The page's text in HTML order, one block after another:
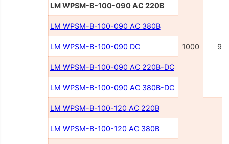
1000
LM WPSM-B-100-090 AC 220В
LM WPSM-B-100-090 AC 380В
LM WPSM-B-100-090 DC
LM WPSM-B-100-090 AC 220B-DC
LM WPSM-B-100-090 AC 380B-DC
LM WPSM-B-100-120 AC 220B
LM WPSM-B-100-120 AC 380B